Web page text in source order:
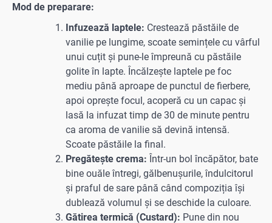
Mod de preparare:
Infuzează laptele: Crestează păstăile de
vanilie pe lungime, scoate semințele cu vârful
unui cuțit și pune-le împreună cu păstăile
golite în lapte. Încălzește laptele pe foc
mediu până aproape de punctul de fierbere,
apoi oprește focul, acoperă cu un capac și
lasă la infuzat timp de 30 de minute pentru
ca aroma de vanilie să devină intensă.
Scoate păstăile la final.
Pregătește crema: Într-un bol încăpător, bate
bine ouăle întregi, gălbenușurile, îndulcitorul
și praful de sare până când compoziția își
dublează volumul și se deschide la culoare.
Gătirea termică (Custard): Pune din nou